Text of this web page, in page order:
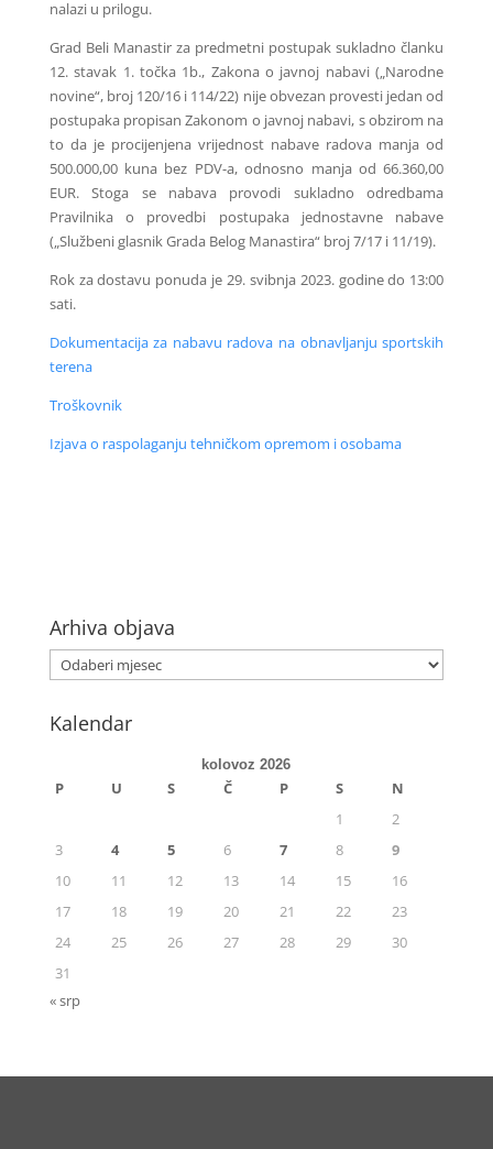
nalazi u prilogu.
Grad Beli Manastir za predmetni postupak sukladno članku
12. stavak 1. točka 1b., Zakona o javnoj nabavi („Narodne
novine“, broj 120/16 i 114/22) nije obvezan provesti jedan od
postupaka propisan Zakonom o javnoj nabavi, s obzirom na
to da je procijenjena vrijednost nabave radova manja od
500.000,00 kuna bez PDV-a, odnosno manja od 66.360,00
EUR. Stoga se nabava provodi sukladno odredbama
Pravilnika o provedbi postupaka jednostavne nabave
(„Službeni glasnik Grada Belog Manastira“ broj 7/17 i 11/19).
Rok za dostavu ponuda je 29. svibnja 2023. godine do 13:00
sati.
Dokumentacija za nabavu radova na obnavljanju sportskih
terena
Troškovnik
Izjava o raspolaganju tehničkom opremom i osobama
Arhiva objava
Kalendar
kolovoz 2026
P U S Č P S
N
1
2
3
4 5 6 7 8
9
10
11 12 13 14 15
16
17
18 19 20 21 22
23
24
25 26 27 28 29
30
31
« srp